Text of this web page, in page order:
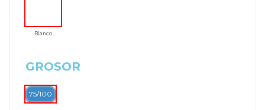
Blanco
GROSOR
75/100